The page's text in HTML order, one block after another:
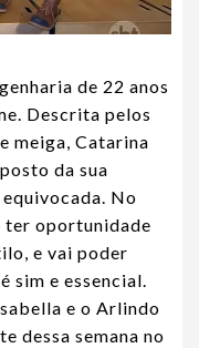
de 22 anos
Descrita pelos
meiga, Catarina
da sua
No
ter oportunidade
e vai poder
sim e essencial.
e o Arlindo
dessa semana no